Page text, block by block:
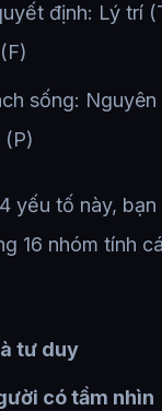
định: Lý trí
sống:
(P)
yếu tố này,
16 nhóm tính
tư duy
có tầm nhìn